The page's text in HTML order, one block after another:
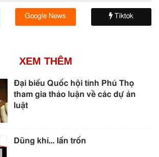
Google News Tiktok
XEM THÊM
Đại biểu Quốc hội tỉnh Phú Thọ
tham gia thảo luận về các dự án
luật
Dũng khí… lẩn trốn